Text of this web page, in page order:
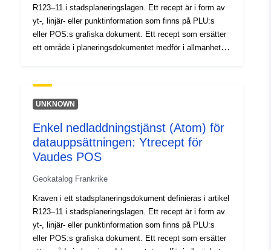
R123–11 i stadsplaneringslagen. Ett recept är i form av
yt-, linjär- eller punktinformation som finns på PLU:s
eller POS:s grafiska dokument. Ett recept som ersätter
ett område i planeringsdokumentet medför i allmänhet
R123–11 i stadsplaneringslagen. Ett recept är i form av
yt-, linjär- eller punktinformation som finns på PLU:s
ett område i planeringsdokumentet medför i allmänhet
ytterligare en begränsning av regleringen av området.
UNKNOWN
Enkel nedladdningstjänst (Atom) för
datauppsättningen: Ytrecept för
Vaudes POS
Geokatalog Frankrike
Kraven i ett stadsplaneringsdokument definieras i artikel
R123–11 i stadsplaneringslagen. Ett recept är i form av
yt-, linjär- eller punktinformation som finns på PLU:s
eller POS:s grafiska dokument. Ett recept som ersätter